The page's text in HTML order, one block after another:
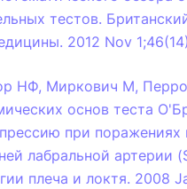
тестов.
2012 Nov
НФ, Миркович М,
основ теста
при поражениях
лабральной артерии
плеча и локтя. 2008